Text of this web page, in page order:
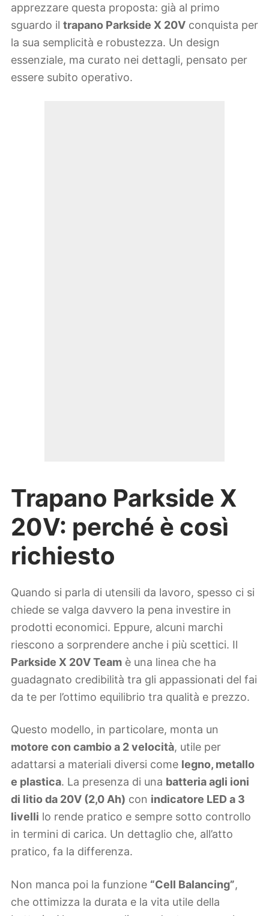
apprezzare questa proposta: già al primo
sguardo il trapano Parkside X 20V conquista per
la sua semplicità e robustezza. Un design
essenziale, ma curato nei dettagli, pensato per
essere subito operativo.
Trapano Parkside X
20V: perché è così
richiesto
Quando si parla di utensili da lavoro, spesso ci si
chiede se valga davvero la pena investire in
prodotti economici. Eppure, alcuni marchi
riescono a sorprendere anche i più scettici. Il
Parkside X 20V Team è una linea che ha
guadagnato credibilità tra gli appassionati del fai
da te per l’ottimo equilibrio tra qualità e prezzo.
Questo modello, in particolare, monta un
motore con cambio a 2 velocità, utile per
adattarsi a materiali diversi come legno, metallo
e plastica. La presenza di una batteria agli ioni
di litio da 20V (2,0 Ah) con indicatore LED a 3
livelli lo rende pratico e sempre sotto controllo
in termini di carica. Un dettaglio che, all’atto
pratico, fa la differenza.
Non manca poi la funzione “Cell Balancing”,
che ottimizza la durata e la vita utile della